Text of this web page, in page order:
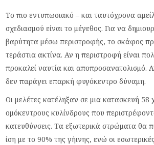
Το πιο εντυπωσιακό – και ταυτόχρονα
σχεδιασμού είναι το μέγεθος. Για να
βαρύτητα μέσω περιστροφής, το σκάφος
τεράστια ακτίνα. Αν η περιστροφή είναι
προκαλεί ναυτία και αποπροσανατολισμό.
δεν παράγει επαρκή φυγόκεντρο δύναμη.
Οι μελέτες κατέληξαν σε μια κατασκευή 58
ομόκεντρους κυλίνδρους που
κατευθύνσεις. Τα εξωτερικά στρώματα θα
ίση με το 90% της γήινης, ενώ οι